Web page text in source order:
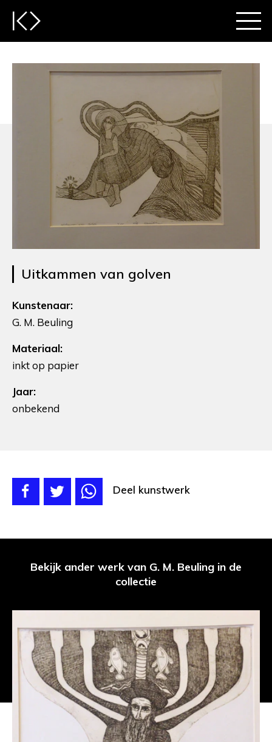
Uitkammen van golven
Kunstenaar:
G. M. Beuling
Materiaal:
inkt op papier
Jaar:
onbekend
Deel kunstwerk
Bekijk ander werk van G. M. Beuling in de
collectie